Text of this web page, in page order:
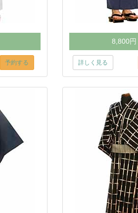
予約する
8,800円
詳しく見る